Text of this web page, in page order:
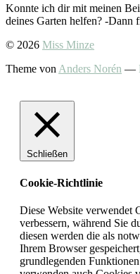
Konnte ich dir mit meinen
deines Garten helfen? -Dann
© 2026 Miss Minze
Theme vonAnders Norén —
Schließen
Cookie-Richtlinie
Diese Website verwendet
verbessern, während Sie
diesen werden die als
Ihrem Browser
grundlegenden